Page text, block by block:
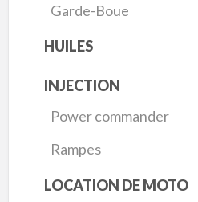
Garde-Boue
HUILES
INJECTION
Power commander
Rampes
LOCATION DE MOTO